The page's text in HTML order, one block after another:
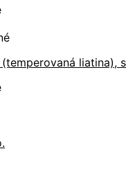
liatina),